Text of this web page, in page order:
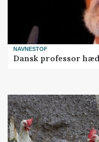
NAVNESTOF
Dansk professor